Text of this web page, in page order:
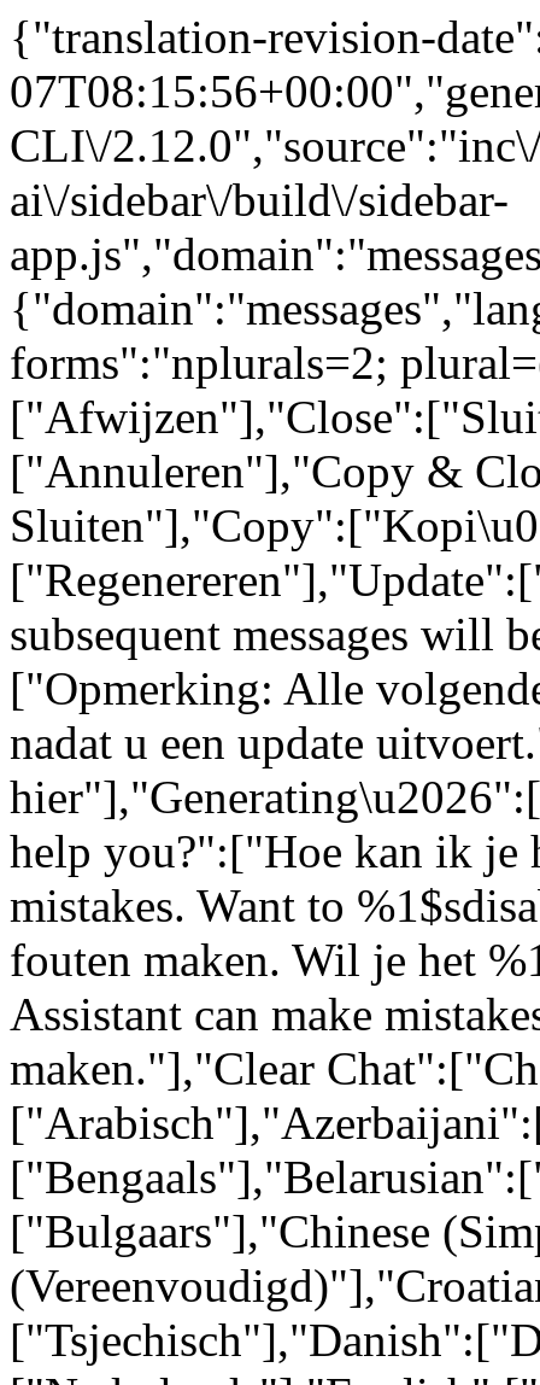
{"translation-revision-
CLI\/
ai\/sidebar\/build\/sidebar-
forms":"nplurals=2;
["Annuleren"],"Copy &
subsequent messages will
["Opmerking: Alle
nadat u een update
help you?":["Hoe kan ik je
mistakes. Want to
fouten maken. Wil je het
Assistant can make
maken."],"Clear
["Bulgaars"],"Chinese